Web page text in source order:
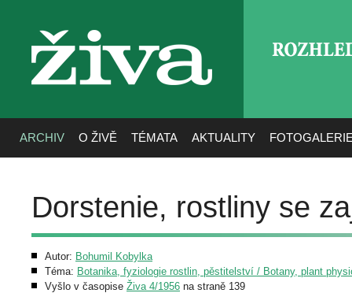
živa
ARCHIV O ŽIVĚ TÉMATA AKTUALITY
Dorstenie, rostliny se
Autor: Bohumil Kobylka
Téma: Botanika, fyziologie rostlin, pěstitelství / Botany, plant
Vyšlo v časopise Živa 4/1956 na straně 139